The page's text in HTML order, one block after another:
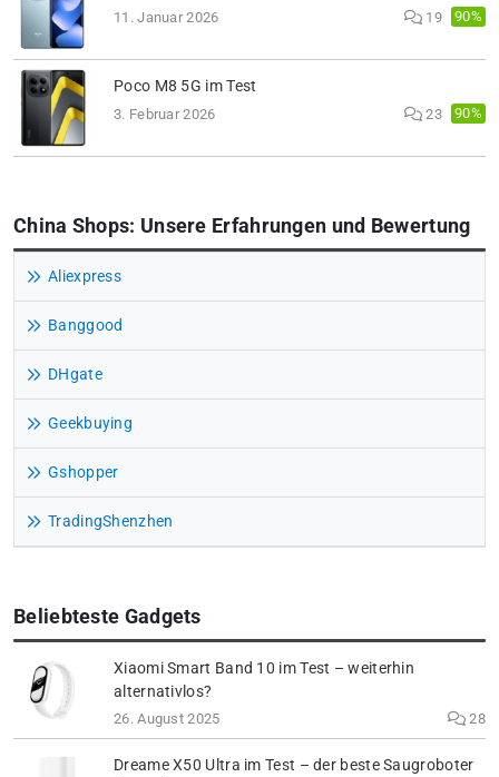
11. Januar 2026 19 90%
Poco M8 5G im Test
3. Februar 2026 23 90%
China Shops: Unsere Erfahrungen und Bewertung
Aliexpress
Banggood
DHgate
Geekbuying
Gshopper
TradingShenzhen
Beliebteste Gadgets
Xiaomi Smart Band 10 im Test – weiterhin
alternativlos?
26. August 2025 28
Dreame X50 Ultra im Test – der beste Saugroboter